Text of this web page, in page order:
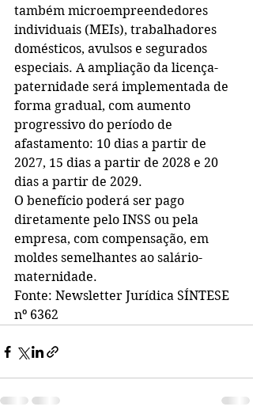
também microempreendedores
individuais (MEIs), trabalhadores
domésticos, avulsos e segurados
especiais. A ampliação da licença-
paternidade será implementada de
forma gradual, com aumento
progressivo do período de
afastamento: 10 dias a partir de
2027, 15 dias a partir de 2028 e 20
dias a partir de 2029.
O benefício poderá ser pago
diretamente pelo INSS ou pela
empresa, com compensação, em
moldes semelhantes ao salário-
maternidade.
Fonte: Newsletter Jurídica SÍNTESE
nº 6362